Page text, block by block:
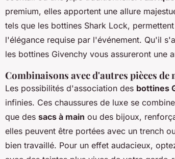
premium, elles apportent une allure
tels que les bottines Shark Lock,
l'élégance requise par l'événement. Qu'il
les bottines Givenchy vous assureront une
Combinaisons avec d'autres pièces de
Les possibilités d'association des bottines
infinies. Ces chaussures de luxe se
que des sacs à main ou des bijoux,
elles peuvent être portées avec un trench
bien travaillé. Pour un effet audacieux,